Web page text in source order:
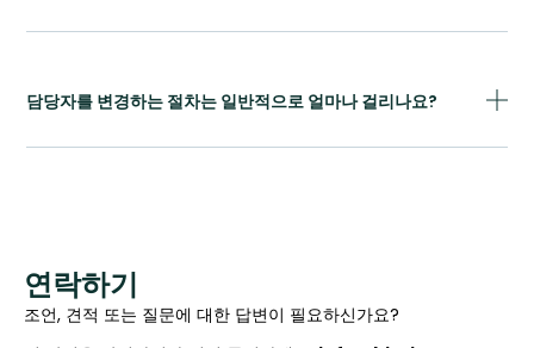
담당자를 변경하는 절차는 일반적으로 얼마나 걸리나요?
연락하기
조언, 견적 또는 질문에 대한 답변이 필요하신가요?